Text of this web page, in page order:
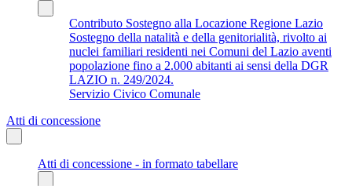
Contributo Sostegno alla Locazione Regione Lazio
Sostegno della natalità e della genitorialità, rivolto ai
nuclei familiari residenti nei Comuni del Lazio aventi
popolazione fino a 2.000 abitanti ai sensi della DGR
LAZIO n. 249/2024.
Servizio Civico Comunale
Atti di concessione
Atti di concessione - in formato tabellare